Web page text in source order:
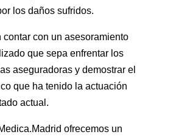
los daños sufridos.
contar con un asesoramiento
que sepa enfrentar los
aseguradoras y demostrar el
que ha tenido la actuación
actual.
ofrecemos un